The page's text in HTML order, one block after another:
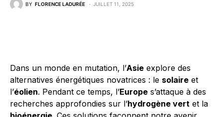
BY FLORENCE LADURÉE JUILLET 11, 2025
Dans un monde en mutation, l’Asie explore des
alternatives énergétiques novatrices : le solaire et
l’éolien. Pendant ce temps, l’Europe s’attaque à des
recherches approfondies sur l’hydrogène vert et la